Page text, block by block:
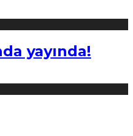
yayında!